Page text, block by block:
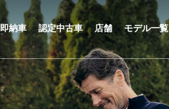
納車 認定中古車 店舗 モデル一覧